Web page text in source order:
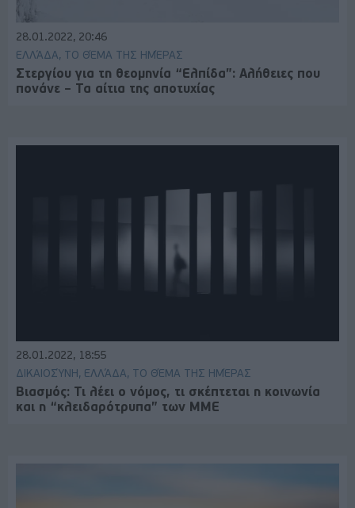
28.01.2022, 20:46
ΕΛΛΆΔΑ, ΤΟ ΘΈΜΑ ΤΗΣ ΗΜΈΡΑΣ
Στεργίου για τη θεομηνία “Ελπίδα”: Αλήθειες που
πονάνε – Τα αίτια της αποτυχίας
28.01.2022, 18:55
ΔΙΚΑΙΟΣΎΝΗ, ΕΛΛΆΔΑ, ΤΟ ΘΈΜΑ ΤΗΣ ΗΜΈΡΑΣ
Βιασμός: Τι λέει ο νόμος, τι σκέπτεται η κοινωνία
και η “κλειδαρότρυπα” των ΜΜΕ